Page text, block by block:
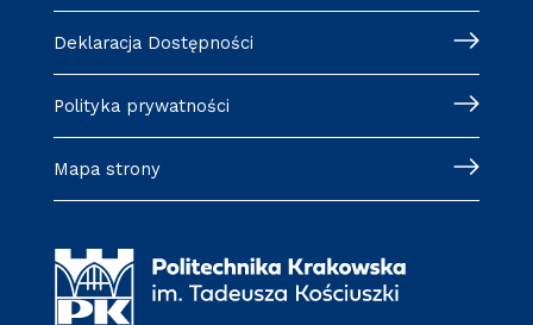
Deklaracja Dostępności
Polityka prywatności
Mapa strony